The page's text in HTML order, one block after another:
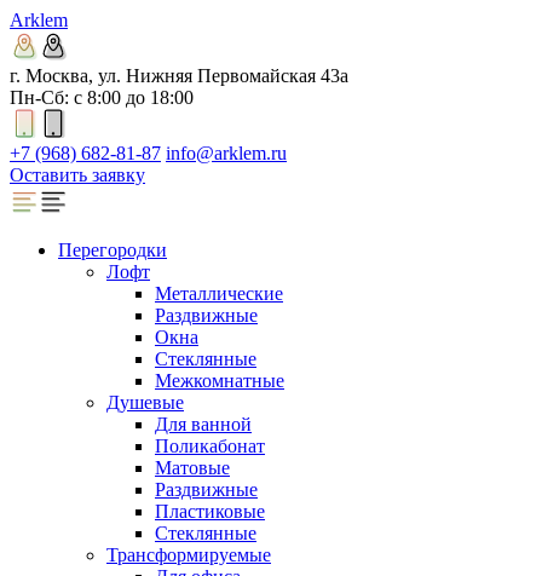
Arklem
г. Москва, ул. Нижняя Первомайская 43а
Пн-Сб: с 8:00 до 18:00
+7 (968) 682-81-87 info@arklem.ru
Оставить заявку
Перегородки
Лофт
Металлические
Раздвижные
Окна
Стеклянные
Межкомнатные
Душевые
Для ванной
Поликабонат
Матовые
Раздвижные
Пластиковые
Стеклянные
Трансформируемые